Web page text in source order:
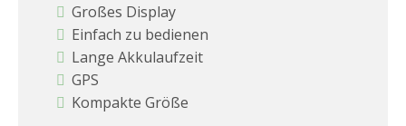
Großes Display
Einfach zu bedienen
Lange Akkulaufzeit
GPS
Kompakte Größe